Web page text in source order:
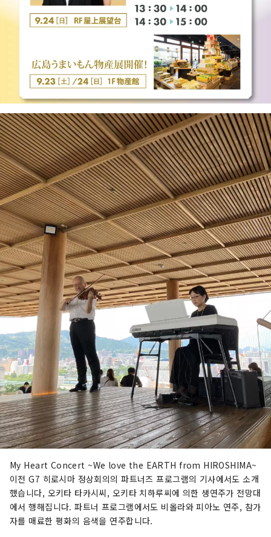
My Heart Concert ~We love the EARTH from HIROSHIMA~
이전 G7 히로시마 정상회의의 파트너즈 프로그램의 기사에서도 소개
했습니다, 오키타 타카시씨, 오키타 치하루씨에 의한 생연주가 전망대
에서 행해집니다. 파트너 프로그램에서도 비올라와 피아노 연주, 참가
자를 매료한 평화의 음색을 연주합니다.